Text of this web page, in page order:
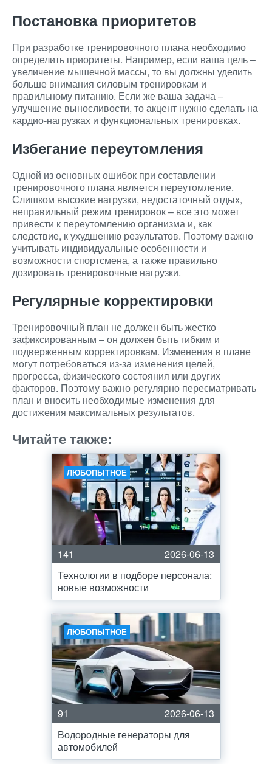
Постановка приоритетов
При разработке тренировочного плана необходимо
определить приоритеты. Например, если ваша цель –
увеличение мышечной массы, то вы должны уделить
больше внимания силовым тренировкам и
правильному питанию. Если же ваша задача –
улучшение выносливости, то акцент нужно сделать на
кардио-нагрузках и функциональных тренировках.
Избегание переутомления
Одной из основных ошибок при составлении
тренировочного плана является переутомление.
Слишком высокие нагрузки, недостаточный отдых,
неправильный режим тренировок – все это может
привести к переутомлению организма и, как
следствие, к ухудшению результатов. Поэтому важно
учитывать индивидуальные особенности и
возможности спортсмена, а также правильно
дозировать тренировочные нагрузки.
Регулярные корректировки
Тренировочный план не должен быть жестко
зафиксированным – он должен быть гибким и
подверженным корректировкам. Изменения в плане
могут потребоваться из-за изменения целей,
прогресса, физического состояния или других
факторов. Поэтому важно регулярно пересматривать
план и вносить необходимые изменения для
достижения максимальных результатов.
Читайте также:
ЛЮБОПЫТНОЕ
141
2026-06-13
Технологии в подборе персонала:
новые возможности
ЛЮБОПЫТНОЕ
91
2026-06-13
Водородные генераторы для
автомобилей